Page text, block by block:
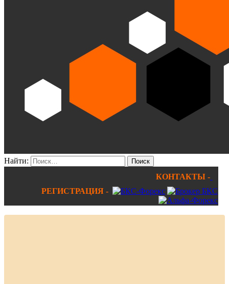
Найти:
КОНТАКТЫ -
РЕГИСТРАЦИЯ -